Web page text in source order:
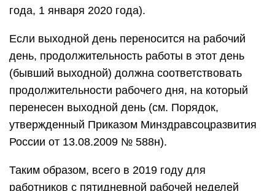
года, 1 января 2020 года).
Если выходной день переносится на рабочий
день, продолжительность работы в этот день
(бывший выходной) должна соответствовать
продолжительности рабочего дня, на который
перенесен выходной день (см. Порядок,
утвержденный Приказом Минздравсоцразвития
России от 13.08.2009 № 588н).
Таким образом, всего в 2019 году для
работников с пятидневной рабочей неделей